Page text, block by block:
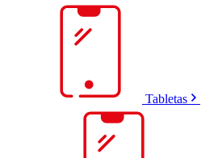
Tabletas